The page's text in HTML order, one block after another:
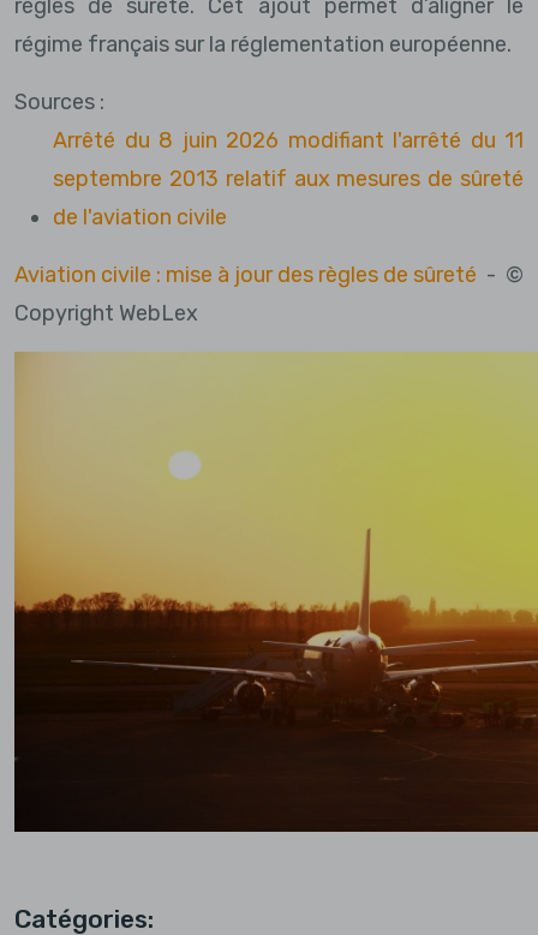
règles de sûreté. Cet ajout permet d’aligner le
régime français sur la réglementation européenne.
Sources :
Arrêté du 8 juin 2026 modifiant l'arrêté du 11
septembre 2013 relatif aux mesures de sûreté
de l'aviation civile
Aviation civile : mise à jour des règles de sûreté - ©
Copyright WebLex
Catégories: